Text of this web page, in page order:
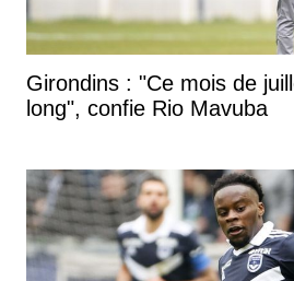
Girondins : "Ce mois de
long", confie Rio Mavuba